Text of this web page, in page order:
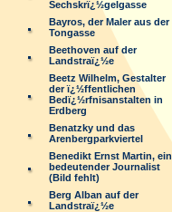
Sechskrï¿½gelgasse
Bayros, der Maler aus der
Tongasse
Beethoven auf der
Landstraï¿½e
Beetz Wilhelm, Gestalter
der ï¿½ffentlichen
Bedï¿½rfnisanstalten in
Erdberg
Benatzky und das
Arenbergparkviertel
Benedikt Ernst Martin, ein
bedeutender Journalist
(Bild fehlt)
Berg Alban auf der
Landstraï¿½e